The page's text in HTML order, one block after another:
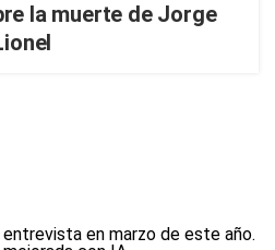
la muerte de Jorge